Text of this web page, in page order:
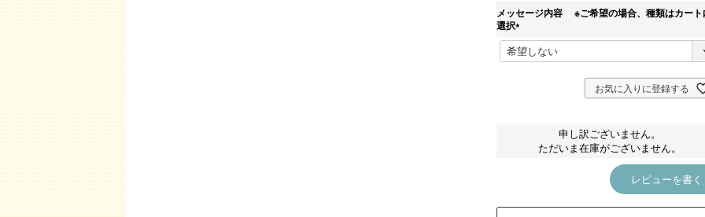
メッセージ内容 ※ご希望の場合、種類はカート
選択
(
必
須
お気に入りに登録する
申し訳ございません。
ただいま在庫がございません。
レビューを書く